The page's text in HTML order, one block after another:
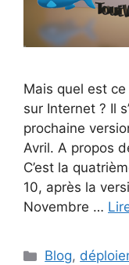
Mais quel est
sur Internet ? Il
prochaine
Avril. A propos
C’est la
10, après la
Novembre …
Catégories
Blog,